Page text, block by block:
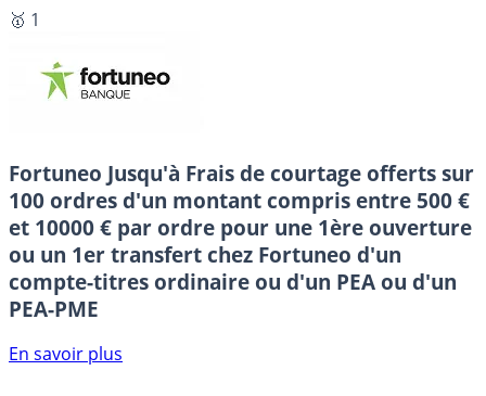
🥇 1
Fortuneo Jusqu'à Frais de courtage offerts sur
100 ordres d'un montant compris entre 500 €
et 10000 € par ordre pour une 1ère ouverture
ou un 1er transfert chez Fortuneo d'un
compte-titres ordinaire ou d'un PEA ou d'un
PEA-PME
En savoir plus